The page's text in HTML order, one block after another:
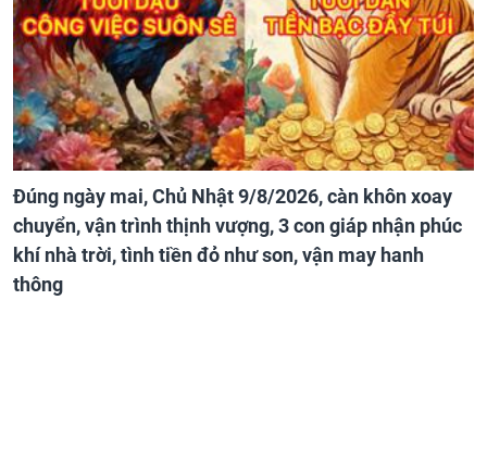
Đúng ngày mai, Chủ Nhật 9/8/2026, càn khôn xoay
chuyển, vận trình thịnh vượng, 3 con giáp nhận phúc
khí nhà trời, tình tiền đỏ như son, vận may hanh
thông